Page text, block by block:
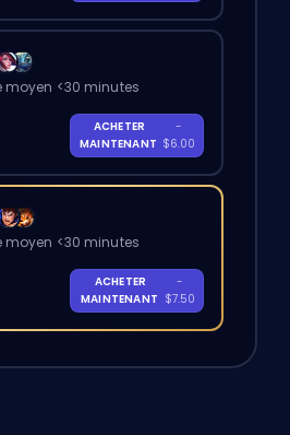
moyen <30 minutes
ACHETER
MAINTENANT
-
$6.00
moyen <30 minutes
ACHETER
MAINTENANT
-
$7.50